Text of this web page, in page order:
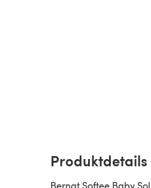
Produktdetails
Bernat Softee Baby